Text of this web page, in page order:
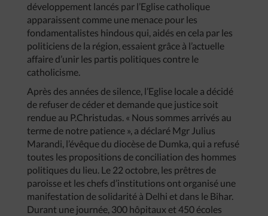
développement lancés par l’Eglise catholique
apparaissent comme une menace pour les
fondamentalistes hindous qui, aidés en cela par les
politiciens de la région, essaient grâce à l’actuelle
affaire d’unir les partis politiques contre le
catholicisme.
Après des années de silence, l’Eglise locale a décidé
de refuser de céder et demande que justice soit
rendue au P.Christudas. « Nous sommes arrivés au
terme de notre patience », a déclaré Mgr Julius
Marandi, l’évêque du diocèse de Dumka, qui a refusé
toutes les propositions de conciliation des hommes
politiques du lieu. Le 22 octobre, les prêtres de
paroisse et les chefs d’institutions ont organisé une
manifestation de solidarité à Delhi et dans le Bihar.
Durant une journée, 300 hôpitaux et 450 écoles